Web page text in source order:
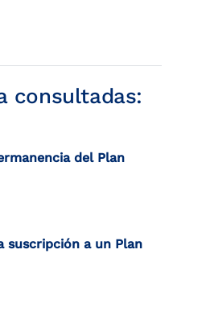
consultadas:
del Plan
suscripción a un Plan